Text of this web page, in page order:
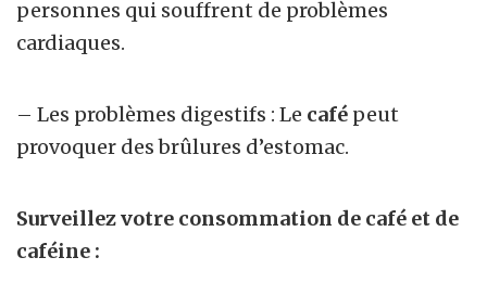
personnes qui souffrent de problèmes
cardiaques.
– Les problèmes digestifs : Le café peut
provoquer des brûlures d’estomac.
Surveillez votre consommation de café et de
caféine :